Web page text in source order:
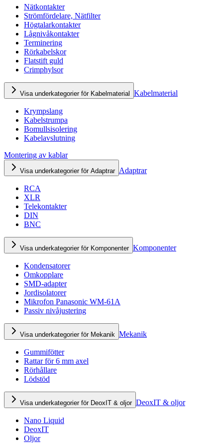
Nätkontakter
Strömfördelare, Nätfilter
Högtalarkontakter
Lågnivåkontakter
Terminering
Rörkabelskor
Flatstift guld
Crimphylsor
Visa underkategorier för Kabelmaterial Kabelmaterial
Krympslang
Kabelstrumpa
Bomullsisolering
Kabelavslutning
Montering av kablar
Visa underkategorier för Adaptrar Adaptrar
RCA
XLR
Telekontakter
DIN
BNC
Visa underkategorier för Komponenter Komponenter
Kondensatorer
Omkopplare
SMD-adapter
Jordisolatorer
Mikrofon Panasonic WM-61A
Passiv nivåjustering
Visa underkategorier för Mekanik Mekanik
Gummifötter
Rattar för 6 mm axel
Rörhållare
Lödstöd
Visa underkategorier för DeoxIT & oljor DeoxIT & oljor
Nano Liquid
DeoxIT
Oljor